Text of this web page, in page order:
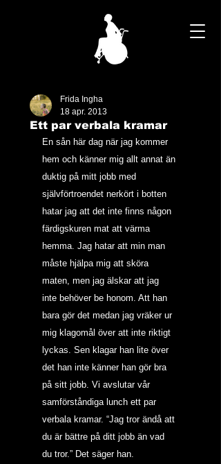
Ett par verbala kramar
Frida Ingha
18 apr. 2013
En sån här dag när jag kommer
hem och känner mig allt annat än
duktig på mitt jobb med
självförtroendet nerkört i botten
hatar jag att det inte finns någon
färdigskuren mat att värma
hemma. Jag hatar att min man
måste hjälpa mig att sköra
maten, men jag älskar att jag
inte behöver be honom. Att han
bara gör det medan jag vräker ur
mig klagomål över att inte riktigt
lyckas. Sen klagar han lite över
det han inte känner han gör bra
på sitt jobb. Vi avslutar vår
samförståndiga lunch ett par
verbala kramar. “Jag tror ändå att
du är bättre på ditt jobb än vad
du tror.” Det säger han.